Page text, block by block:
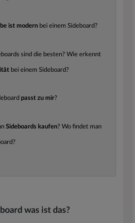
ist modern bei einem Sideboard?
sind die besten? Wie erkennt
bei einem Sideboard?
passt zu mir?
Sideboards kaufen? Wo findet man
was ist das?